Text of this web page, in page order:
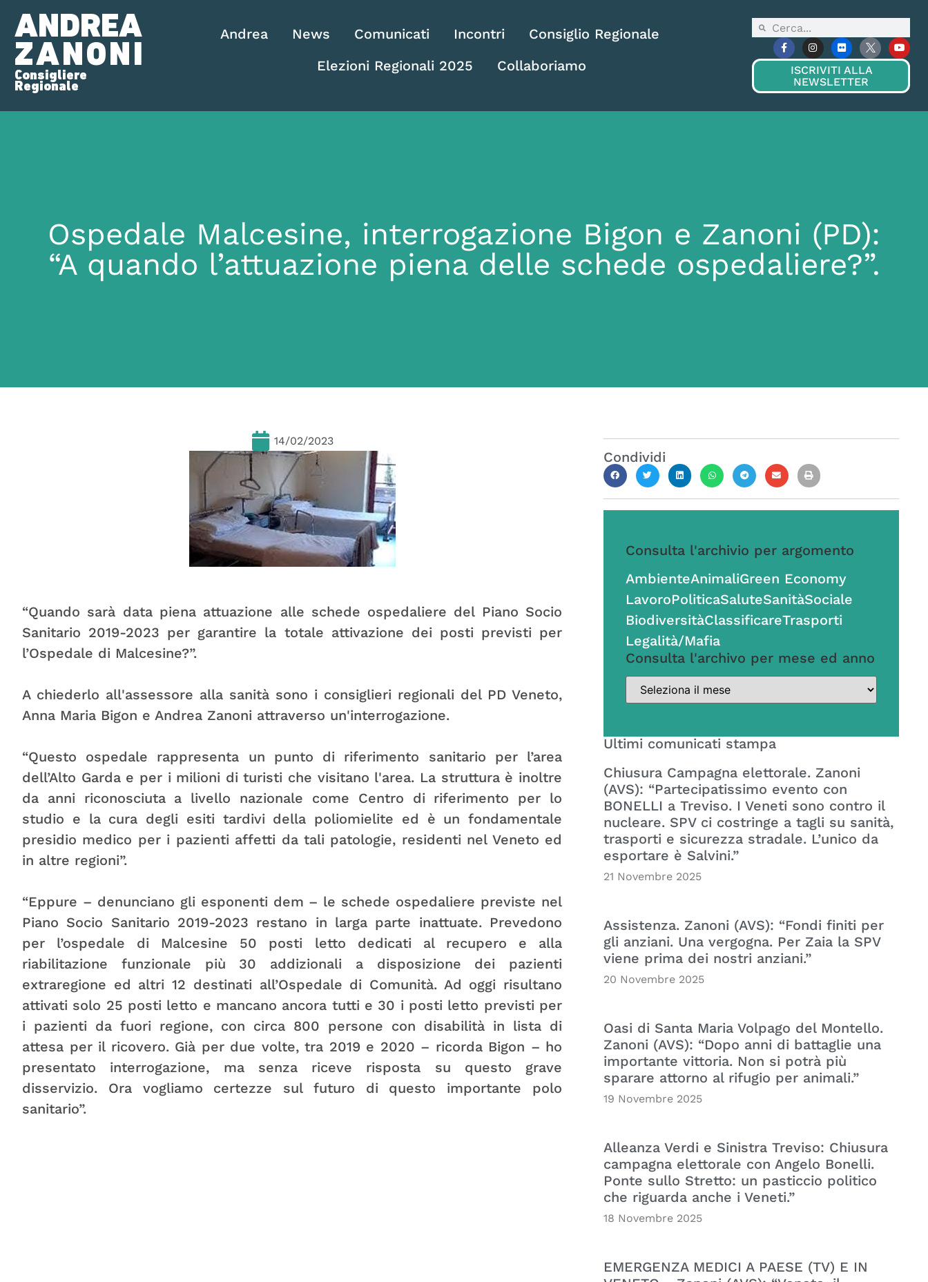
ANDREA
ZANONI
Consigliere
Regionale
Andrea News Comunicati Incontri
Consiglio Regionale
Elezioni Regionali 2025
Collaboriamo
ISCRIVITI ALLA
NEWSLETTER
Ospedale Malcesine, interrogazione Bigon e Zanoni (PD):
“A quando l’attuazione piena delle schede ospedaliere?”.
14/02/2023
“Quando sarà data piena attuazione alle schede ospedaliere del Piano Socio
Sanitario 2019-2023 per garantire la totale attivazione dei posti previsti per
l’Ospedale di Malcesine?”.
A chiederlo all'assessore alla sanità sono i consiglieri regionali del PD Veneto,
Anna Maria Bigon e Andrea Zanoni attraverso un'interrogazione.
“Questo ospedale rappresenta un punto di riferimento sanitario per l’area
dell’Alto Garda e per i milioni di turisti che visitano l'area. La struttura è inoltre
da anni riconosciuta a livello nazionale come Centro di riferimento per lo
studio e la cura degli esiti tardivi della poliomielite ed è un fondamentale
presidio medico per i pazienti affetti da tali patologie, residenti nel Veneto ed
in altre regioni”.
“Eppure – denunciano gli esponenti dem – le schede ospedaliere previste nel
Piano Socio Sanitario 2019-2023 restano in larga parte inattuate. Prevedono
per l’ospedale di Malcesine 50 posti letto dedicati al recupero e alla
riabilitazione funzionale più 30 addizionali a disposizione dei pazienti
extraregione ed altri 12 destinati all’Ospedale di Comunità. Ad oggi risultano
attivati solo 25 posti letto e mancano ancora tutti e 30 i posti letto previsti per
i pazienti da fuori regione, con circa 800 persone con disabilità in lista di
attesa per il ricovero. Già per due volte, tra 2019 e 2020 – ricorda Bigon – ho
presentato interrogazione, ma senza riceve risposta su questo grave
disservizio. Ora vogliamo certezze sul futuro di questo importante polo
sanitario”.
Condividi
Consulta l'archivio per argomento
AmbienteAnimaliGreen Economy
LavoroPoliticaSaluteSanitàSociale
BiodiversitàClassificareTrasporti
Legalità/Mafia
Consulta l'archivo per mese ed anno
Ultimi comunicati stampa
Chiusura Campagna elettorale. Zanoni
(AVS): “Partecipatissimo evento con
BONELLI a Treviso. I Veneti sono contro il
nucleare. SPV ci costringe a tagli su sanità,
trasporti e sicurezza stradale. L’unico da
esportare è Salvini.”
21 Novembre 2025
Assistenza. Zanoni (AVS): “Fondi finiti per
gli anziani. Una vergogna. Per Zaia la SPV
viene prima dei nostri anziani.”
20 Novembre 2025
Oasi di Santa Maria Volpago del Montello.
Zanoni (AVS): “Dopo anni di battaglie una
importante vittoria. Non si potrà più
sparare attorno al rifugio per animali.”
19 Novembre 2025
Alleanza Verdi e Sinistra Treviso: Chiusura
campagna elettorale con Angelo Bonelli.
Ponte sullo Stretto: un pasticcio politico
che riguarda anche i Veneti.”
18 Novembre 2025
EMERGENZA MEDICI A PAESE (TV) E IN